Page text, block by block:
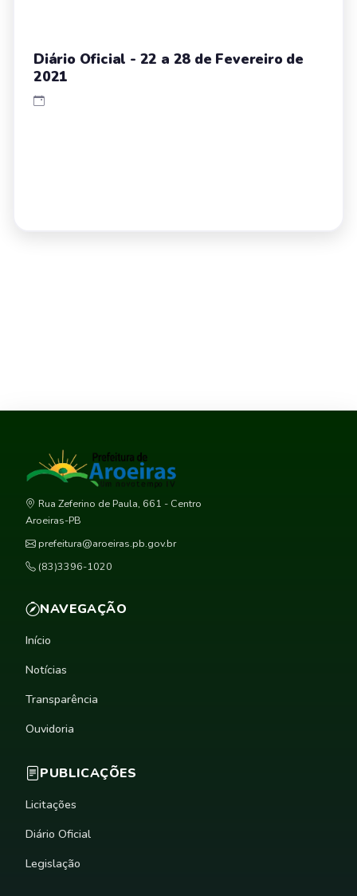
Diário Oficial - 22 a 28 de Fevereiro de
2021
Rua Zeferino de Paula, 661 - Centro
Aroeiras-PB
prefeitura@aroeiras.pb.gov.br
(83)3396-1020
NAVEGAÇÃO
Início
Notícias
Transparência
Ouvidoria
PUBLICAÇÕES
Licitações
Diário Oficial
Legislação